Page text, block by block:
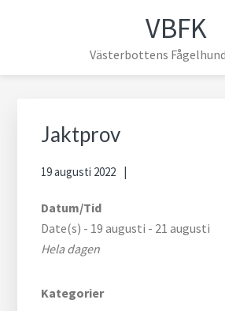
primära
VBFK
Västerbottens
Jaktprov
19 augusti 2022
Datum/Tid
Date(s) - 19 augusti - 21 augusti
Hela dagen
Kategorier
sidofält